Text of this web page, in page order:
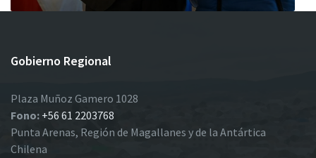
Gobierno Regional
Plaza Muñoz Gamero 1028
Fono: +56 61 2203768
Punta Arenas, Región de Magallanes y de la Antártica
Chilena